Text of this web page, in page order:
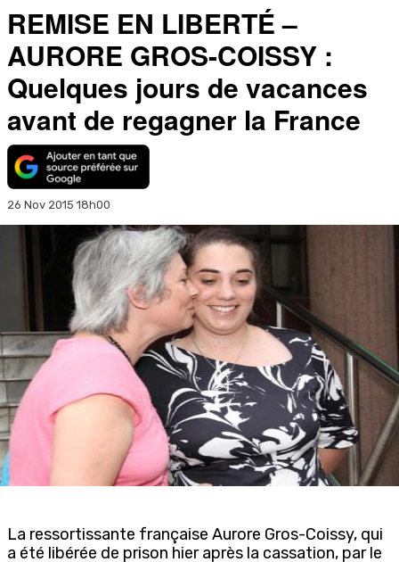
REMISE EN LIBERTÉ –
AURORE GROS-COISSY :
Quelques jours de vacances
avant de regagner la France
26 Nov 2015 18h00
La ressortissante française Aurore Gros-Coissy, qui
a été libérée de prison hier après la cassation, par le